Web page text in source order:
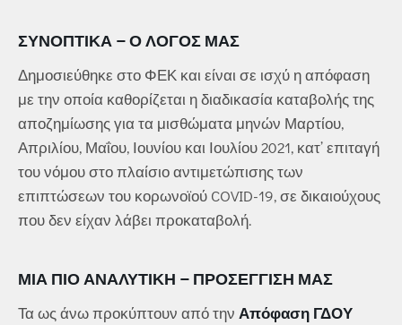
ΣΥΝΟΠΤΙΚΆ – Ο ΛΌΓΟΣ ΜΑΣ
Δημοσιεύθηκε στο ΦΕΚ και είναι σε ισχύ η απόφαση
με την οποία καθορίζεται η διαδικασία καταβολής της
αποζημίωσης για τα μισθώματα μηνών Μαρτίου,
Απριλίου, Μαΐου, Ιουνίου και Ιουλίου 2021, κατ’ επιταγή
του νόμου στο πλαίσιο αντιμετώπισης των
επιπτώσεων του κορωνοϊού COVID-19, σε δικαιούχους
που δεν είχαν λάβει προκαταβολή.
ΜΙΑ ΠΙΟ ΑΝΑΛΥΤΙΚΉ – ΠΡΟΣΈΓΓΙΣΉ ΜΑΣ
Τα ως άνω προκύπτουν από την Απόφαση ΓΔΟΥ